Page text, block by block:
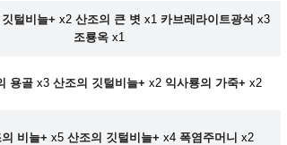
털비늘+ x2 산조의 큰 볏 x1 카브레라이트광석 x3
조룡옥 x1
용골x3 산조의 깃털비늘+ x2 익사룡의 가죽+ x2
비늘+ x5 산조의 깃털비늘+ x4 폭염주머니 x2